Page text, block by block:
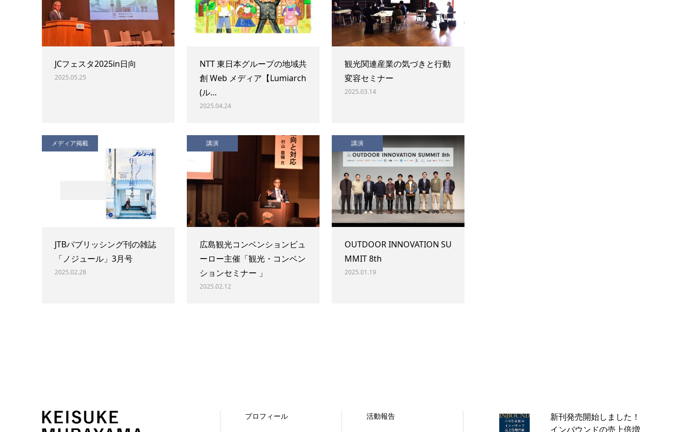
JCフェスタ2025in日向
2025.05.25
NTT 東日本グループの地域共
創 Web メディア【Lumiarch
(ル…
2025.04.24
観光関連産業の気づきと行動
変容セミナー
2025.03.14
メディア掲載
JTBパブリッシング刊の雑誌
「ノジュール」3月号
2025.02.28
講演
広島観光コンベンションビュ
ーロー主催「観光・コンベン
ションセミナー 」
2025.02.12
講演
OUTDOOR INNOVATION SU
MMIT 8th
2025.01.19
プロフィール 活動報告
新刊発売開始しました！
インバウンドの売上倍増